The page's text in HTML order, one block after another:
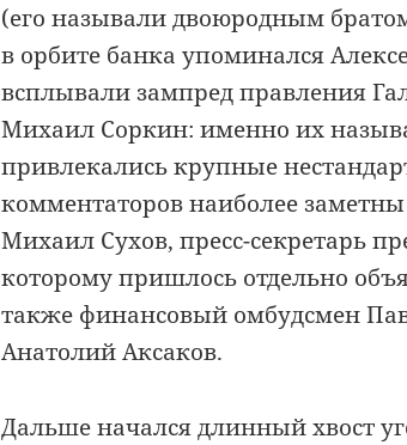
(его называли двоюродным
в орбите банка упоминался
всплывали зампред правления
Михаил Соркин: именно их
привлекались крупные
комментаторов наиболее
Михаил Сухов, пресс-секретарь
которому пришлось отдельно
также финансовый омбудсмен
Анатолий Аксаков.
Дальше начался длинный хвост